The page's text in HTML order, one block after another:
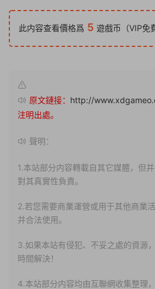
此内容查看價格爲 5 遊戲币（VIP免
原文鏈接： http://
注明出處。
聲明：
1.本站部分内容轉載自其它媒體，但
對其真實性負責。
2.若您需要商業運營或用于其他商業
并合法使用。
3.如果本站有侵犯、不妥之處的資源
時間解決！
4.本站部分内容均由互聯網收集整理